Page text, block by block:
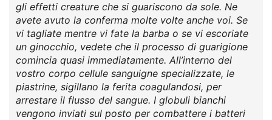
gli effetti creature che si guariscono da sole. Ne
avete avuto la conferma molte volte anche voi. Se
vi tagliate mentre vi fate la barba o se vi escoriate
un ginocchio, vedete che il processo di guarigione
comincia quasi immediatamente. All’interno del
vostro corpo cellule sanguigne specializzate, le
piastrine, sigillano la ferita coagulandosi, per
arrestare il flusso del sangue. I globuli bianchi
vengono inviati sul posto per combattere i batteri